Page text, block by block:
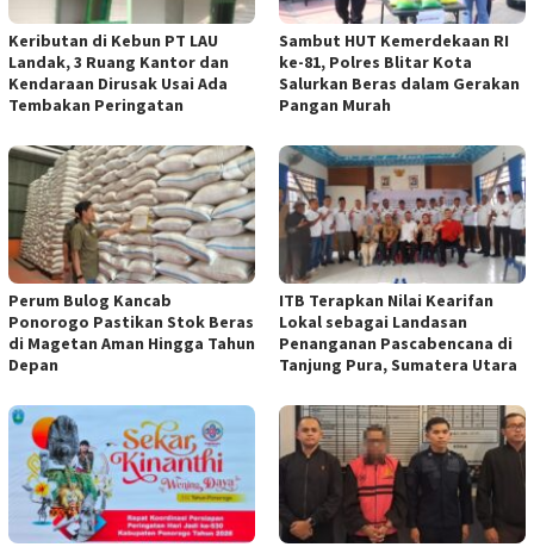
Keributan di Kebun PT LAU
Landak, 3 Ruang Kantor dan
Kendaraan Dirusak Usai Ada
Tembakan Peringatan
Sambut HUT Kemerdekaan RI
ke-81, Polres Blitar Kota
Salurkan Beras dalam Gerakan
Pangan Murah
Perum Bulog Kancab
Ponorogo Pastikan Stok Beras
di Magetan Aman Hingga Tahun
Depan
ITB Terapkan Nilai Kearifan
Lokal sebagai Landasan
Penanganan Pascabencana di
Tanjung Pura, Sumatera Utara